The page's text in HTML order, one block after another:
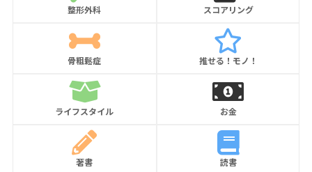
整形外科 スコアリング
骨粗鬆症 推せる！モノ！
ライフスタイル お金
著書 読書